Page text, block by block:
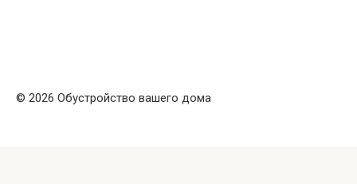
© 2026 Обустройство вашего дома